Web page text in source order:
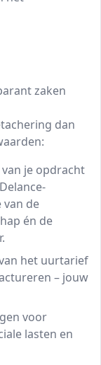
zaken
dan
je opdracht
de
én de
het uurtarief
– jouw
voor
lasten en